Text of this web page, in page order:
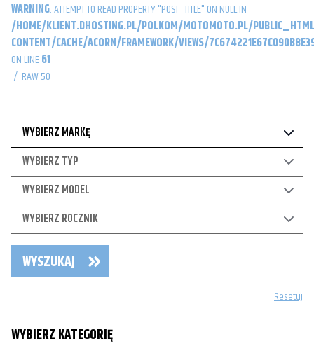
WARNING : ATTEMPT TO READ PROPERTY "POST_TITLE" ON NULL IN
/HOME/KLIENT.DHOSTING.PL/POLKOM/MOTOMOTO.PL/
CONTENT/CACHE/ACORN/FRAMEWORK/VIEWS/
ON LINE61
/ RAW 50
WYBIERZ MARKĘ
WYBIERZ TYP
WYBIERZ MODEL
WYBIERZ ROCZNIK
WYSZUKAJ
Resetuj
WYBIERZ KATEGORIĘ